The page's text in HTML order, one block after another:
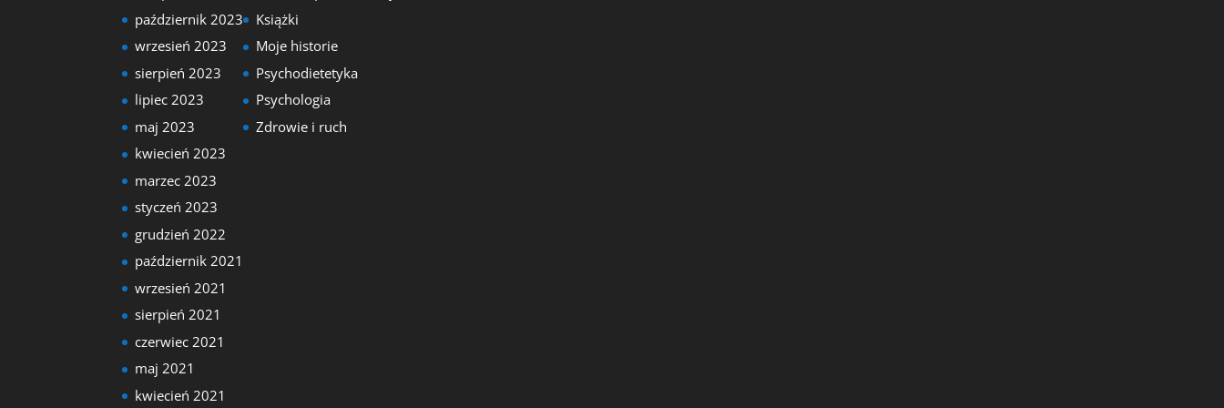
październik 2023
wrzesień 2023
sierpień 2023
lipiec 2023
maj 2023
kwiecień 2023
marzec 2023
styczeń 2023
grudzień 2022
październik 2021
wrzesień 2021
sierpień 2021
czerwiec 2021
maj 2021
kwiecień 2021
Książki
Moje historie
Psychodietetyka
Psychologia
Zdrowie i ruch